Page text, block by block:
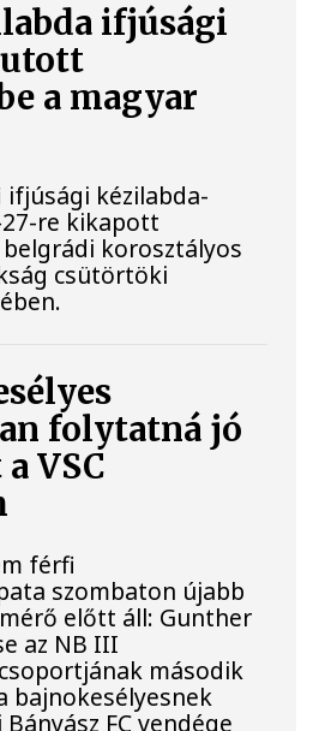
ifjúsági
a magyar
kézilabda-
re kikapott
korosztályos
csütörtöki
folytatná jó
VSC
férfi
szombaton újabb
előtt áll: Gunther
az NB III
második
bajnokesélyesnek
FC vendége